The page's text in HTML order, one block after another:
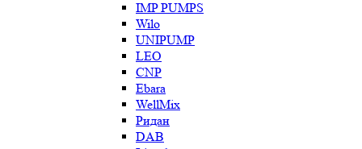
IMP PUMPS
Wilo
UNIPUMP
LEO
CNP
Ebara
WellMix
Ридан
DAB